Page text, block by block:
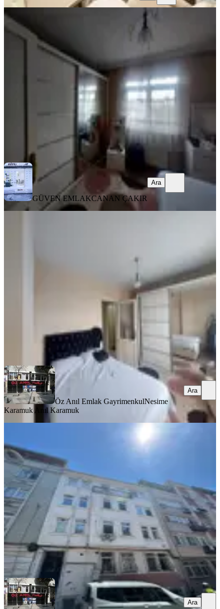
Fatih Kocamustafapaşa Merkez De
Memura Öğrenciye Kiralık Daire
Fatih, Seyyid Ömer Mahallesi
1+1· 70 m² ·3. Kat ·03.08.2026
30.000 ₺
CANAN ÇAKIR
GÜVEN EMLAKCANAN ÇAKIR
Ara
Fatih, Seyyid Ömer Mahallesi
03.08.2026
Öz Anıl Emlak Gayrimenkul Nesime Karamuk Anıl Karamuk
Öz Anıl Emlak GayrimenkulNesime
Karamuk Anıl Karamuk
Ara
Fatih Kocamustafapaşa 19 Yıllık
Binadan Eşyalı Daire
Fatih, Koca Mustafapaşa Mahallesi
1+1· 65 m²·3. Kat·03.08.2026
35.000 ₺
Öz Anıl Emlak GayrimenkulNesime Karamuk Anıl Karamuk
Ara
Ara